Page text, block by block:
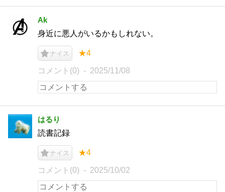
Ak
身近に悪人がいるかもしれない。
ナイス ★4
コメント(0) 2025/11/08
はるり
読書記録
ナイス ★4
コメント(0) 2025/10/02